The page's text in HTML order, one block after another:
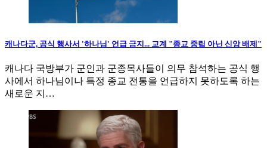
캐나다군, 공식 행사서 '하나님' 언급 금지... 교계 "종교 중립 아닌 신앙 배제"
캐나다 국방부가 군인과 군종목사들이 의무 참석하는 공식 행
사에서 하나님이나 특정 종교 전통을 언급하지 못하도록 하는
새로운 지…